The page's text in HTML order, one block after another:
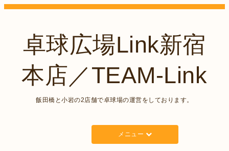
卓球広場Link新宿
本店／TEAM-Link
飯田橋と小岩の2店舗で卓球場の運営をしております。
メニュー